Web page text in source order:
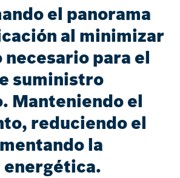
el panorama
al minimizar
necesario para el
suministro
Manteniendo el
reduciendo el
la